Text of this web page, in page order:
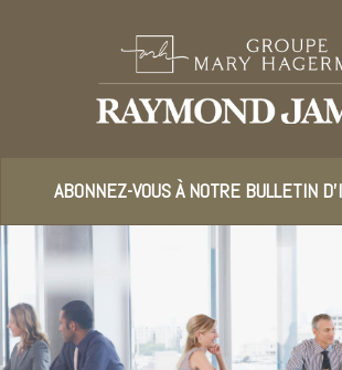
ABONNEZ-VOUS À NOTRE BULLETIN